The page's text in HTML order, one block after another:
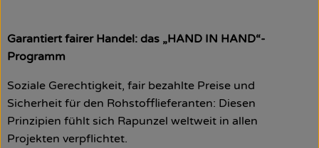
Garantiert fairer Handel: das „HAND IN HAND“-
Programm
Soziale Gerechtigkeit, fair bezahlte Preise und
Sicherheit für den Rohstofflieferanten: Diesen
Prinzipien fühlt sich Rapunzel weltweit in allen
Projekten verpflichtet.